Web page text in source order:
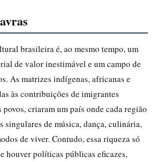
brasileira é, ao mesmo tempo, um
de valor inestimável e um campo de
As matrizes indígenas, africanas e
às contribuições de imigrantes
criaram um país onde cada região
singulares de música, dança, culinária,
de viver. Contudo, essa riqueza só
houver políticas públicas eficazes,